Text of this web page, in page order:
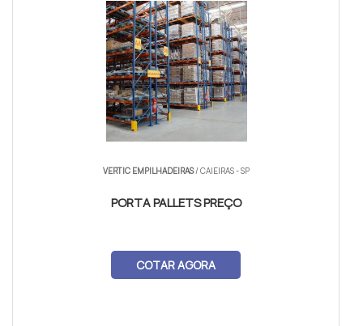
VERTIC EMPILHADEIRAS/ CAIEIRAS - SP
PORTA PALLETS PREÇO
COTAR AGORA